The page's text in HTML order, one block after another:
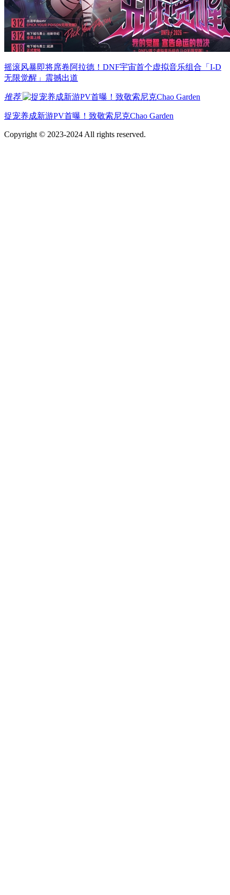
摇滚风暴即将席卷阿拉德！DNF宇宙首个虚拟音乐组合「I-D
无限觉醒」震撼出道
推荐
捉宠养成新游PV首曝！致敬索尼克Chao Garden
Copyright © 2023-2024 All rights reserved.